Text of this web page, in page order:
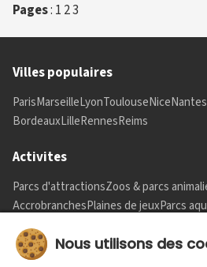
Pages: 1 23
Villes populaires
ParisMarseilleLyonToulouseNiceNantes
BordeauxLilleRennesReims
Activites
Parcs d'attractionsZoos & parcs
AccrobranchesPlaines de jeuxParcs
InformationsNous utilisons des